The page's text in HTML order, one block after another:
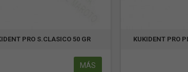
PRO S.CLASICO 50 GR
MÁS
KUKIDENT PRO